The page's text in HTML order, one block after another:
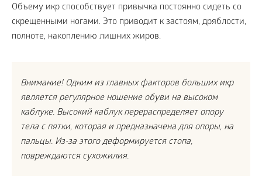
Объему икр способствует привычка постоянно сидеть со
скрещенными ногами. Это приводит к застоям, дряблости,
полноте, накоплению лишних жиров.
Внимание! Одним из главных факторов больших икр
является регулярное ношение обуви на высоком
каблуке. Высокий каблук перераспределяет опору
тела с пятки, которая и предназначена для опоры, на
пальцы. Из-за этого деформируется стопа,
повреждаются сухожилия.